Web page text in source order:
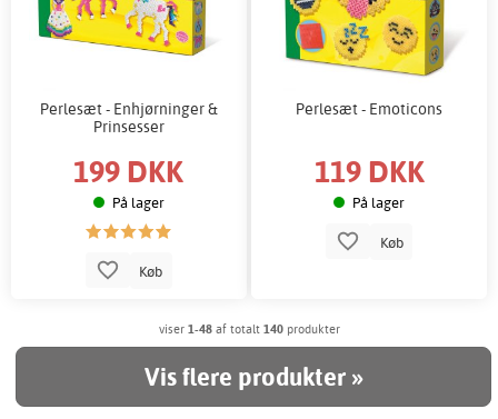
Perlesæt - Enhjørninger &
Prinsesser
199 DKK
På lager
Køb
Perlesæt - Emoticons
119 DKK
På lager
Køb
viser 1-48af totalt 140produkter
Vis flere produkter »